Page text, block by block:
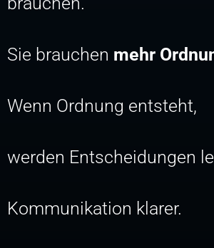
Sie brauchen mehr
Wenn Ordnung entsteht,
werden Entscheidungen
Kommunikation klarer.